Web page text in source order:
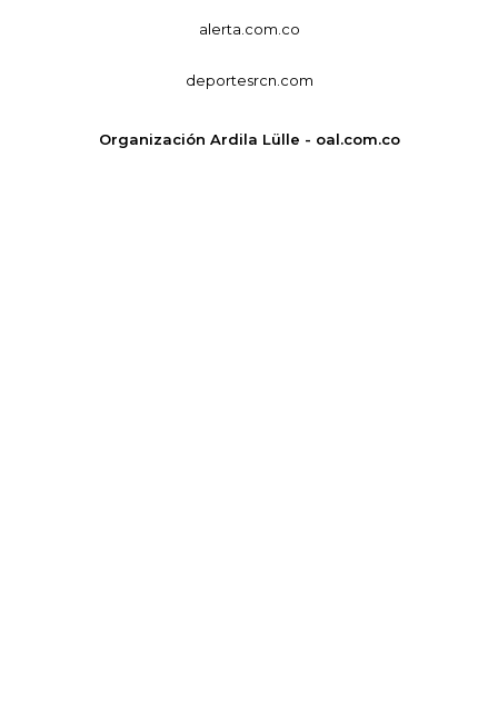
alerta.com.co
deportesrcn.com
Organización Ardila Lülle - oal.com.co